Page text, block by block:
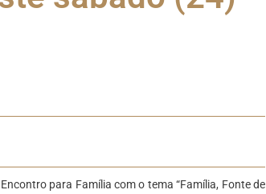
para Família com o tema “Família, Fonte de